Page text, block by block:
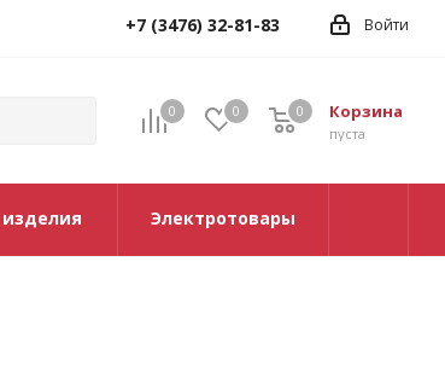
Войти
+7 (3476) 32-81-83
0 0 Корзина
0
пуста
0
Электротовары